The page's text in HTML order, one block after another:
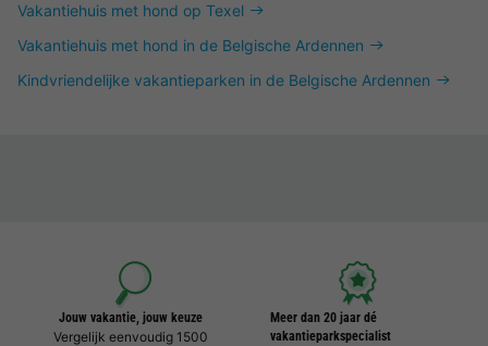
Vakantiehuis met hond op Texel
Vakantiehuis met hond in de Belgische Ardennen
Kindvriendelijke vakantieparken in de Belgische Ardennen
Jouw vakantie, jouw keuze
Vergelijk eenvoudig 1500
Meer dan 20 jaar dé
vakantieparkspecialist